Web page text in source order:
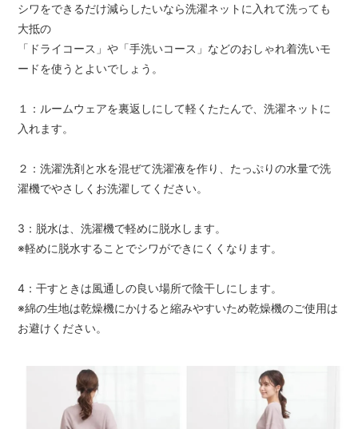
シワをできるだけ減らしたいなら洗濯ネットに入れて洗っても
大抵の
「ドライコース」や「手洗いコース」などのおしゃれ着洗いモ
ードを使うとよいでしょう。
１：ルームウェアを裏返しにして軽くたたんで、洗濯ネットに
入れます。
２：洗濯洗剤と水を混ぜて洗濯液を作り、たっぷりの水量で洗
濯機でやさしくお洗濯してください。
3：脱水は、洗濯機で軽めに脱水します。
※軽めに脱水することでシワができにくくなります。
4：干すときは風通しの良い場所で陰干しにします。
※綿の生地は乾燥機にかけると縮みやすいため乾燥機のご使用は
お避けください。